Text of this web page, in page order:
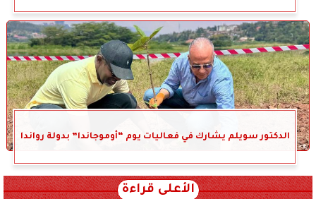
الدكتور سويلم يشارك في فعاليات يوم “أوموجاندا” بدولة رواندا
الأعلى قراءة